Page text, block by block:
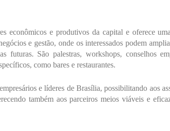
econômicos e produtivos da capital e oferece
e gestão, onde os interessados podem
futuras. São palestras, workshops, conselhos
como bares e restaurantes.
e líderes de Brasília, possibilitando aos
também aos parceiros meios viáveis e